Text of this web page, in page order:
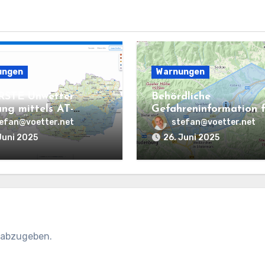
Unwetter
mittels AT-
in Österreich
2025
Warnungen
Behördliche
Gefahreninformation
den Raum Spielberg
stefan@voetter.net
26. Juni 2025